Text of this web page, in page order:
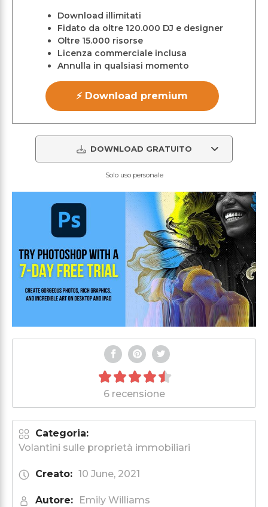
Download illimitati
Fidato da oltre 120.000 DJ e designer
Oltre 15.000 risorse
Licenza commerciale inclusa
Annulla in qualsiasi momento
⚡ Download premium
DOWNLOAD GRATUITO
Solo uso personale
6 recensione
Categoria:
Volantini sulle proprietà immobiliari
Creato: 10 June, 2021
Autore: Emily Williams